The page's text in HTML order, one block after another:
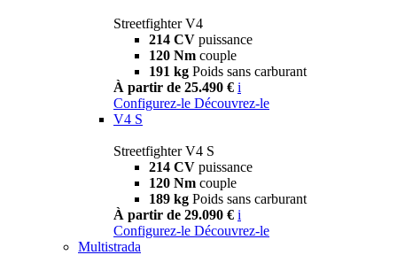
Streetfighter V4
214 CV puissance
120 Nm couple
191 kg Poids sans carburant
À partir de 25.490 € i
Configurez-le Découvrez-le
V4 S
Streetfighter V4 S
214 CV puissance
120 Nm couple
189 kg Poids sans carburant
À partir de 29.090 € i
Configurez-le Découvrez-le
Multistrada